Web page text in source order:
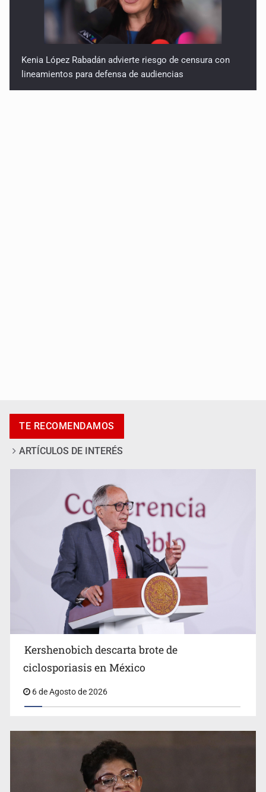
Kenia López Rabadán advierte riesgo de censura con
lineamientos para defensa de audiencias
en Oblatos
Advierten retrocesos en transparencia tras desaparición
del INAI
Jalisco mantiene la búsqueda de 21 adolescentes
desaparecidos durante julio
TE RECOMENDAMOS
ARTÍCULOS DE INTERÉS
Kershenobich descarta brote de
ciclosporiasis en México
6 de Agosto de 2026